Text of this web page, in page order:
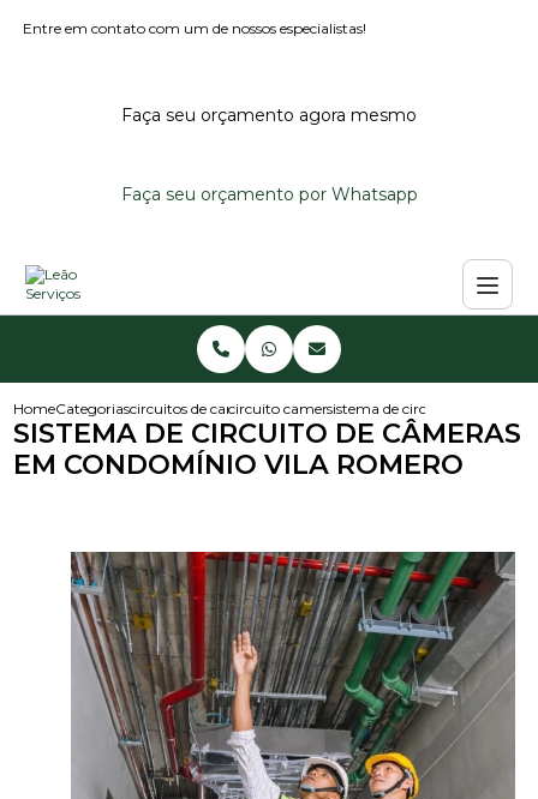
Entre em contato com um de nossos especialistas!
Faça seu orçamento agora mesmo
Faça seu orçamento por Whatsapp
HomeCategoriascircuitos de camerascircuito camera de seguranca
sistema de circuito de
SISTEMA DE CIRCUITO DE CÂMERAS
EM CONDOMÍNIO VILA ROMERO